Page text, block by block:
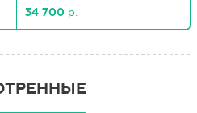
34 700 р.